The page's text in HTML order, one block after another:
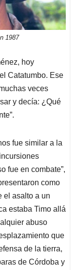
1987
hoy
Catatumbo. Ese
veces
y decía: ¿Qué
fue similar a la
fue en combate”,
como
el asalto a un
estaba Timo allá
abuso
que
de la tierra,
de Córdoba y